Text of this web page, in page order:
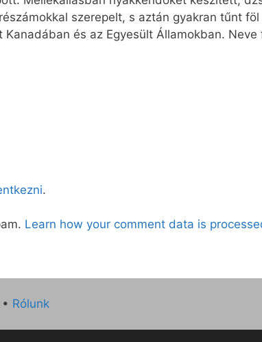
sze­re­pelt, s az­tán gyak­ran tűnt
és az Egye­sült Ál­la­mok­ban. Ne­ve
.
Learn how your comment data is
• Rólunk